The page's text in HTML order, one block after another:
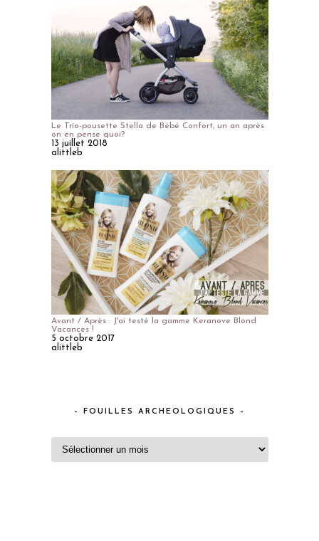
Le Trio-pousette Stella de Bébé Confort, un an après
on en pense quoi?
13 juillet 2018
alittleb
Avant / Après : J'ai testé la gamme Keranove Blond
Vacances !
5 octobre 2017
alittleb
– FOUILLES ARCHEOLOGIQUES –